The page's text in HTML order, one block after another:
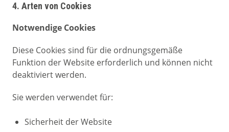
4. Arten von Cookies
Notwendige Cookies
Diese Cookies sind für die ordnungsgemäße
Funktion der Website erforderlich und können nicht
deaktiviert werden.
Sie werden verwendet für:
Sicherheit der Website